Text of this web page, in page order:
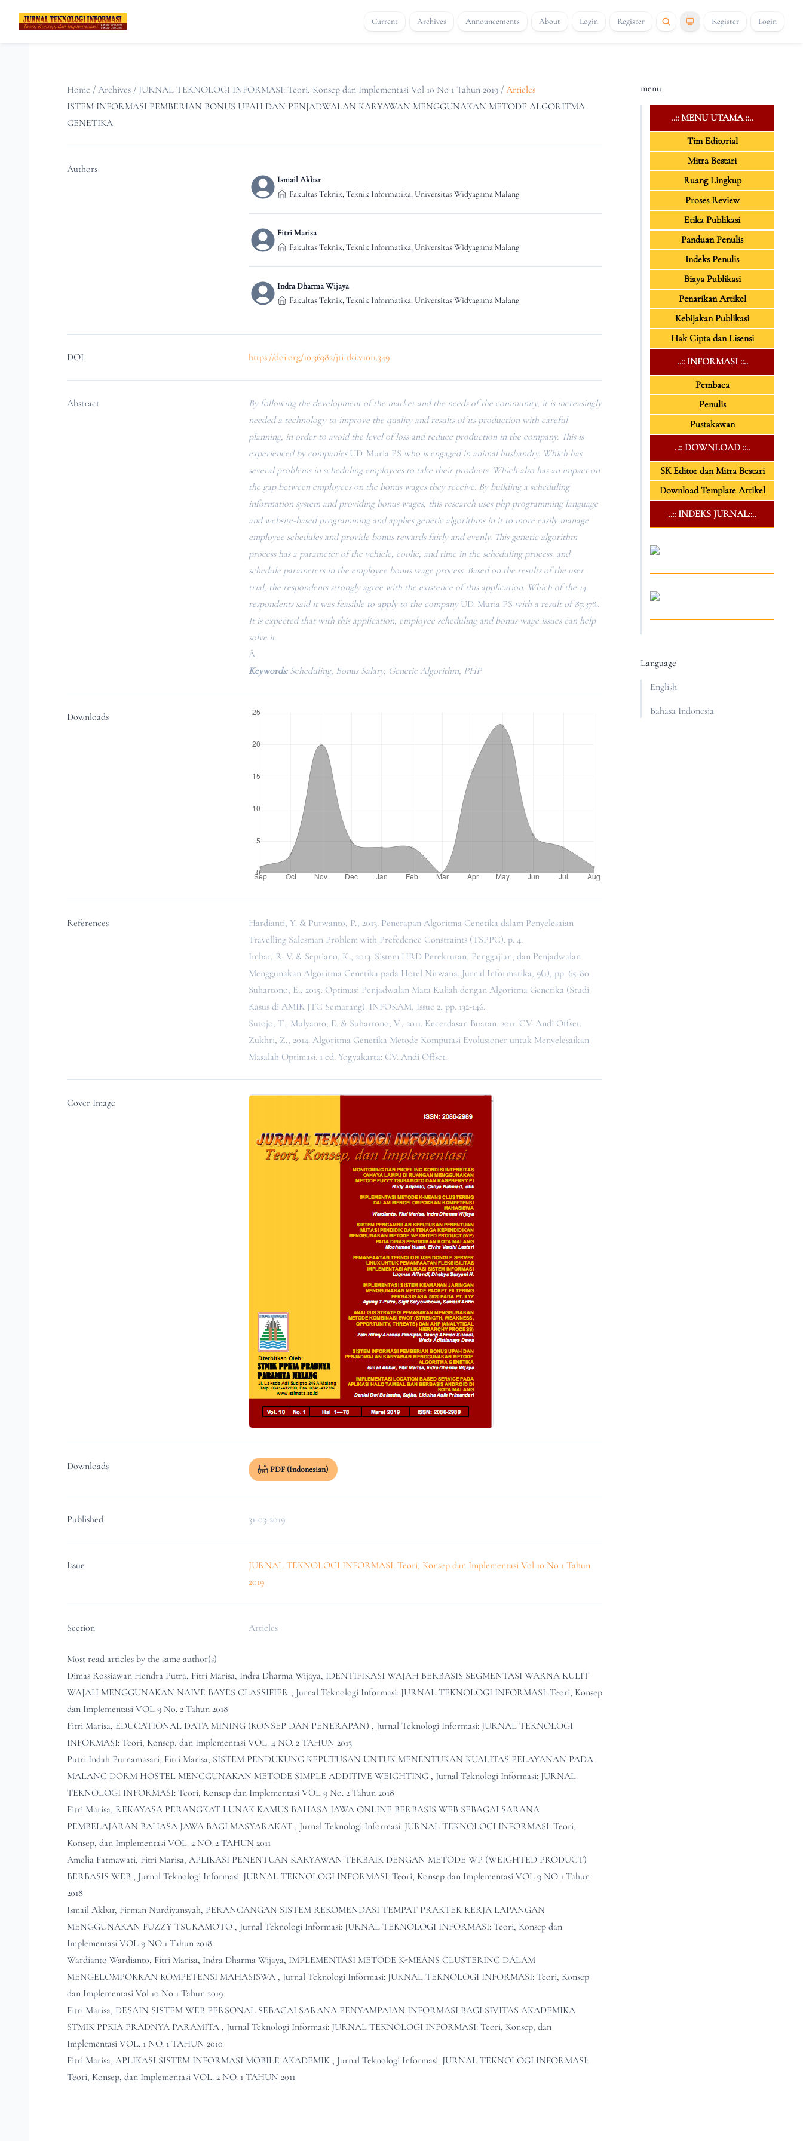
Current Archives Announcements About Login Register Register Login
Home / Archives / JURNAL TEKNOLOGI INFORMASI: Teori, Konsep dan Implementasi Vol 10 No 1 Tahun 2019 / Articles
ISTEM INFORMASI PEMBERIAN BONUS UPAH DAN PENJADWALAN KARYAWAN MENGGUNAKAN METODE ALGORITMA
GENETIKA
Authors
Ismail Akbar
Fakultas Teknik, Teknik Informatika, Universitas Widyagama Malang
Fitri Marisa
Fakultas Teknik, Teknik Informatika, Universitas Widyagama Malang
Indra Dharma Wijaya
Fakultas Teknik, Teknik Informatika, Universitas Widyagama Malang
DOI: https://doi.org/10.36382/jti-tki.v10i1.349
Abstract
By following the development of the market and the needs of the community, it is increasingly
needed a technology to improve the quality and results of its production with careful
planning, in order to avoid the level of loss and reduce production in the company. This is
experienced by companies UD. Muria PS who is engaged in animal husbandry. Which has
several problems in scheduling employees to take their products. Which also has an impact on
the gap between employees on the bonus wages they receive. By building a scheduling
information system and providing bonus wages, this research uses php programming language
and website-based programming and applies genetic algorithms in it to more easily manage
employee schedules and provide bonus rewards fairly and evenly. This genetic algorithm
process has a parameter of the vehicle, coolie, and time in the scheduling process. and
schedule parameters in the employee bonus wage process. Based on the results of the user
trial, the respondents strongly agree with the existence of this application. Which of the 14
respondents said it was feasible to apply to the company UD. Muria PS with a result of 87.37%.
It is expected that with this application, employee scheduling and bonus wage issues can help
solve it.
Â
Keywords: Scheduling, Bonus Salary, Genetic Algorithm, PHP
Downloads
References
Hardianti, Y. & Purwanto, P., 2013. Penerapan Algoritma Genetika dalam Penyelesaian
Travelling Salesman Problem with Prefedence Constraints (TSPPC). p. 4.
Imbar, R. V. & Septiano, K., 2013. Sistem HRD Perekrutan, Penggajian, dan Penjadwalan
Menggunakan Algoritma Genetika pada Hotel Nirwana. Jurnal Informatika, 9(1), pp. 65-80.
Suhartono, E., 2015. Optimasi Penjadwalan Mata Kuliah dengan Algoritma Genetika (Studi
Kasus di AMIK JTC Semarang). INFOKAM, Issue 2, pp. 132-146.
Sutojo, T., Mulyanto, E. & Suhartono, V., 2011. Kecerdasan Buatan. 2011: CV. Andi Offset.
Zukhri, Z., 2014. Algoritma Genetika Metode Komputasi Evolusioner untuk Menyelesaikan
Masalah Optimasi. 1 ed. Yogyakarta: CV. Andi Offset.
Cover Image
Downloads PDF (Indonesian)
Published 31-03-2019
Issue
JURNAL TEKNOLOGI INFORMASI: Teori, Konsep dan Implementasi Vol 10 No 1 Tahun
2019
Section Articles
Most read articles by the same author(s)
Dimas Rossiawan Hendra Putra, Fitri Marisa, Indra Dharma Wijaya, IDENTIFIKASI WAJAH BERBASIS SEGMENTASI WARNA KULIT
WAJAH MENGGUNAKAN NAIVE BAYES CLASSIFIER , Jurnal Teknologi Informasi: JURNAL TEKNOLOGI INFORMASI: Teori, Konsep
dan Implementasi VOL 9 No. 2 Tahun 2018
Fitri Marisa, EDUCATIONAL DATA MINING (KONSEP DAN PENERAPAN) , Jurnal Teknologi Informasi: JURNAL TEKNOLOGI
INFORMASI: Teori, Konsep, dan Implementasi VOL. 4 NO. 2 TAHUN 2013
Putri Indah Purnamasari, Fitri Marisa, SISTEM PENDUKUNG KEPUTUSAN UNTUK MENENTUKAN KUALITAS PELAYANAN PADA
MALANG DORM HOSTEL MENGGUNAKAN METODE SIMPLE ADDITIVE WEIGHTING , Jurnal Teknologi Informasi: JURNAL
TEKNOLOGI INFORMASI: Teori, Konsep dan Implementasi VOL 9 No. 2 Tahun 2018
Fitri Marisa, REKAYASA PERANGKAT LUNAK KAMUS BAHASA JAWA ONLINE BERBASIS WEB SEBAGAI SARANA
PEMBELAJARAN BAHASA JAWA BAGI MASYARAKAT , Jurnal Teknologi Informasi: JURNAL TEKNOLOGI INFORMASI: Teori,
Konsep, dan Implementasi VOL. 2 NO. 2 TAHUN 2011
Amelia Fatmawati, Fitri Marisa, APLIKASI PENENTUAN KARYAWAN TERBAIK DENGAN METODE WP (WEIGHTED PRODUCT)
BERBASIS WEB , Jurnal Teknologi Informasi: JURNAL TEKNOLOGI INFORMASI: Teori, Konsep dan Implementasi VOL 9 NO 1 Tahun
2018
Ismail Akbar, Firman Nurdiyansyah, PERANCANGAN SISTEM REKOMENDASI TEMPAT PRAKTEK KERJA LAPANGAN
MENGGUNAKAN FUZZY TSUKAMOTO , Jurnal Teknologi Informasi: JURNAL TEKNOLOGI INFORMASI: Teori, Konsep dan
Implementasi VOL 9 NO 1 Tahun 2018
Wardianto Wardianto, Fitri Marisa, Indra Dharma Wijaya, IMPLEMENTASI METODE K-MEANS CLUSTERING DALAM
MENGELOMPOKKAN KOMPETENSI MAHASISWA , Jurnal Teknologi Informasi: JURNAL TEKNOLOGI INFORMASI: Teori, Konsep
dan Implementasi Vol 10 No 1 Tahun 2019
Fitri Marisa, DESAIN SISTEM WEB PERSONAL SEBAGAI SARANA PENYAMPAIAN INFORMASI BAGI SIVITAS AKADEMIKA
STMIK PPKIA PRADNYA PARAMITA , Jurnal Teknologi Informasi: JURNAL TEKNOLOGI INFORMASI: Teori, Konsep, dan
Implementasi VOL. 1 NO. 1 TAHUN 2010
Fitri Marisa, APLIKASI SISTEM INFORMASI MOBILE AKADEMIK , Jurnal Teknologi Informasi: JURNAL TEKNOLOGI INFORMASI:
Teori, Konsep, dan Implementasi VOL. 2 NO. 1 TAHUN 2011
menu
..:: MENU UTAMA ::..
Tim Editorial
Mitra Bestari
Ruang Lingkup
Proses Review
Etika Publikasi
Panduan Penulis
Indeks Penulis
Biaya Publikasi
Penarikan Artikel
Kebijakan Publikasi
Hak Cipta dan Lisensi
..:: INFORMASI ::..
Pembaca
Penulis
Pustakawan
..:: DOWNLOAD ::..
SK Editor dan Mitra Bestari
Download Template Artikel
..:: INDEKS JURNAL::..
Language
English
Bahasa Indonesia